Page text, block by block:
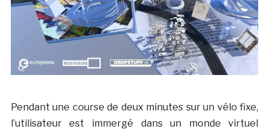
Pendant une course de deux minutes sur un vélo fixe,
l’utilisateur est immergé dans un monde virtuel